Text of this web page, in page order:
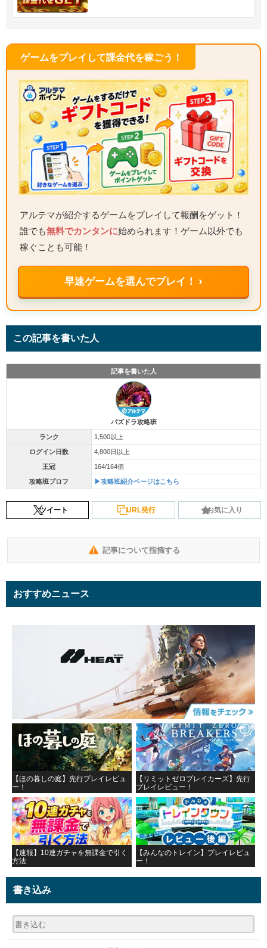
ゲームをプレイして課金代を稼ごう！
アルテマが紹介するゲームをプレイして報酬をゲット！
誰でも無料でカンタンに始められます！ゲーム以外でも
稼ぐことも可能！
早速ゲームを選んでプレイ！ ›
この記事を書いた人
記事を書いた人
パズドラ攻略班
ランク 1,500以上
ログイン日数 4,800日以上
王冠 164/164個
攻略班プロフ ▶攻略班紹介ページはこちら
ツイート URL発行 お気に入り
記事について指摘する
おすすめニュース
【ほの暮しの庭】先行プレイレビュ
ー！
【リミットゼロブレイカーズ】先行
プレイレビュー！
【速報】10連ガチャを無課金で引く
方法
【みんなのトレイン】プレイレビュ
ー！
書き込み